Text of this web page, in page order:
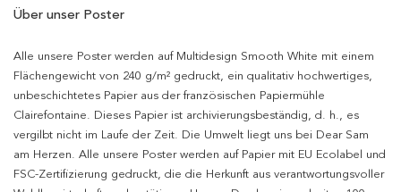
Über unser Poster
Alle unsere Poster werden auf Multidesign Smooth White mit einem
Flächengewicht von 240 g/m² gedruckt, ein qualitativ hochwertiges,
unbeschichtetes Papier aus der französischen Papiermühle
Clairefontaine. Dieses Papier ist archivierungsbeständig, d. h., es
vergilbt nicht im Laufe der Zeit. Die Umwelt liegt uns bei Dear Sam
am Herzen. Alle unsere Poster werden auf Papier mit EU Ecolabel und
FSC-Zertifizierung gedruckt, die die Herkunft aus verantwortungsvoller